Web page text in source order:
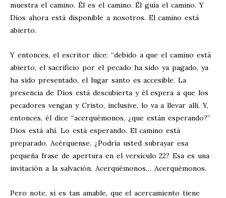
muestra el camino. Él es el camino. Él guía el camino. Y
Dios ahora está disponible a nosotros. El camino está
abierto.
Y entonces, el escritor dice: “debido a que el camino está
abierto, el sacrificio por el pecado ha sido ya pagado, ya
ha sido presentado, el lugar santo es accesible. La
presencia de Dios está descubierta y él espera a que los
pecadores vengan y Cristo, inclusive, lo va a llevar allí. Y,
entonces, él dice “acerquémonos, ¿que están esperando?”
Dios está ahí. Lo está esperando. El camino está
preparado. Acérquense. ¿Podría usted subrayar esa
pequeña frase de apertura en el versículo 22? Esa es una
invitación a la salvación. Acerquémonos… Acerquémonos.
Pero note, si es tan amable, que el acercamiento tiene